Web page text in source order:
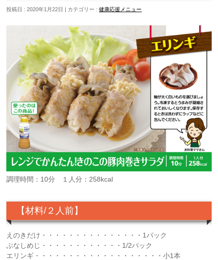
投稿日 : 2020年1月22日 カテゴリー :健康応援メニュー
調理時間：10分 １人分：258kcal
【材料/２人前】
えのきだけ・・・・・・・・・・・・・・・1パック
ぶなしめじ・・・・・・・・・・・・1/2パック
エリンギ・・・・・・・・・・・・・・・・・・・小1本